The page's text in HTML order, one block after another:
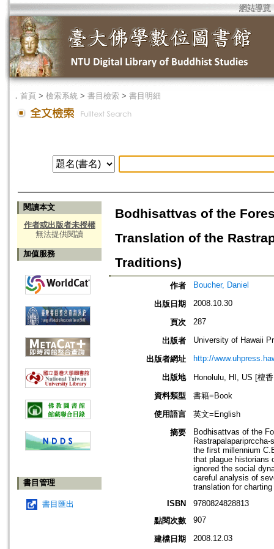
網站導覽
． 首頁 > 檢索系統 > 書目檢索 > 書目明細
閱讀本文
作者或出版者未授權
無法提供閱讀
加值服務
書目管理
書目匯出
Bodhisattvas of the
Translation of the
Traditions)
作者 Boucher, Daniel
出版日期 2008.10.30
頁次 287
出版者 University of Hawaii
出版者網址 http://
出版地
Honolulu, HI, US [檀
資料類型
書籍=Book
使用語言
英文=English
摘要
Bodhisattvas of the
the first millennium
that plague historians
ignored the social
careful analysis of
translation for
ISBN
9780824828813
點閱次數
907
建檔日期 2008.12.03